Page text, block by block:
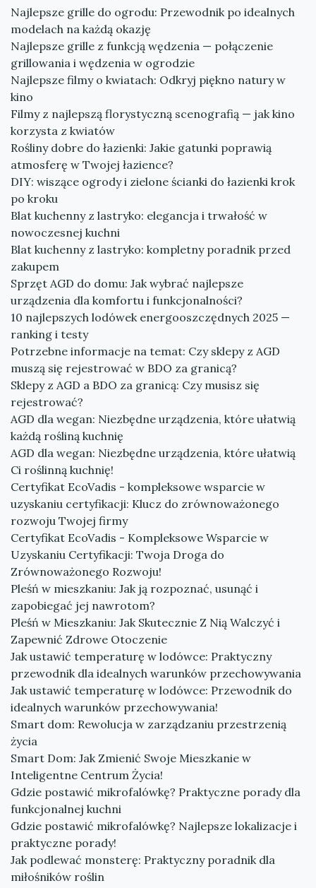
Najlepsze grille do ogrodu: Przewodnik po idealnych
modelach na każdą okazję
Najlepsze grille z funkcją wędzenia — połączenie
grillowania i wędzenia w ogrodzie
Najlepsze filmy o kwiatach: Odkryj piękno natury w
kino
Filmy z najlepszą florystyczną scenografią — jak kino
korzysta z kwiatów
Rośliny dobre do łazienki: Jakie gatunki poprawią
atmosferę w Twojej łazience?
DIY: wiszące ogrody i zielone ścianki do łazienki krok
po kroku
Blat kuchenny z lastryko: elegancja i trwałość w
nowoczesnej kuchni
Blat kuchenny z lastryko: kompletny poradnik przed
zakupem
Sprzęt AGD do domu: Jak wybrać najlepsze
urządzenia dla komfortu i funkcjonalności?
10 najlepszych lodówek energooszczędnych 2025 —
ranking i testy
Potrzebne informacje na temat: Czy sklepy z AGD
muszą się rejestrować w BDO za granicą?
Sklepy z AGD a BDO za granicą: Czy musisz się
rejestrować?
AGD dla wegan: Niezbędne urządzenia, które ułatwią
każdą rośliną kuchnię
AGD dla wegan: Niezbędne urządzenia, które ułatwią
Ci roślinną kuchnię!
Certyfikat EcoVadis - kompleksowe wsparcie w
uzyskaniu certyfikacji: Klucz do zrównoważonego
rozwoju Twojej firmy
Certyfikat EcoVadis - Kompleksowe Wsparcie w
Uzyskaniu Certyfikacji: Twoja Droga do
Zrównoważonego Rozwoju!
Pleśń w mieszkaniu: Jak ją rozpoznać, usunąć i
zapobiegać jej nawrotom?
Pleśń w Mieszkaniu: Jak Skutecznie Z Nią Walczyć i
Zapewnić Zdrowe Otoczenie
Jak ustawić temperaturę w lodówce: Praktyczny
przewodnik dla idealnych warunków przechowywania
Jak ustawić temperaturę w lodówce: Przewodnik do
idealnych warunków przechowywania!
Smart dom: Rewolucja w zarządzaniu przestrzenią
życia
Smart Dom: Jak Zmienić Swoje Mieszkanie w
Inteligentne Centrum Życia!
Gdzie postawić mikrofalówkę? Praktyczne porady dla
funkcjonalnej kuchni
Gdzie postawić mikrofalówkę? Najlepsze lokalizacje i
praktyczne porady!
Jak podlewać monsterę: Praktyczny poradnik dla
miłośników roślin